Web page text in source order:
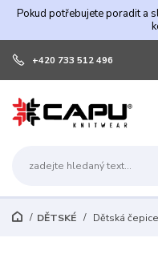
Pokud potřebujete poradit a
+420 733 512 496
DĚTSKÉ Dětská